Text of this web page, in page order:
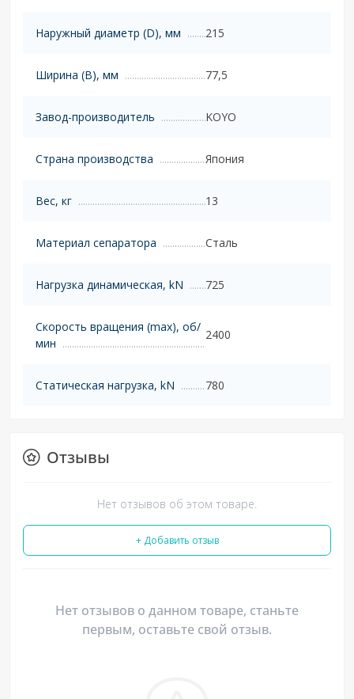
Наружный диаметр (D), мм 215
Ширина (B), мм 77,5
Завод-производитель KOYO
Страна производства Япония
Вес, кг 13
Материал сепаратора Сталь
Нагрузка динамическая, kN 725
Скорость вращения (max), об/
мин
2400
Статическая нагрузка, kN 780
Отзывы
Нет отзывов об этом товаре.
+ Добавить отзыв
Нет отзывов о данном товаре, станьте
первым, оставьте свой отзыв.